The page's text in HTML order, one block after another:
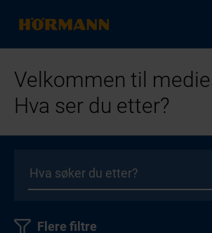
Velkommen til
Hva ser du etter?
Flere filtre